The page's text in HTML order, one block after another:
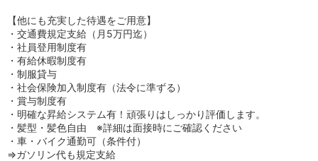
【他にも充実した待遇をご用意】
・交通費規定支給（月5万円迄）
・社員登用制度有
・有給休暇制度有
・制服貸与
・社会保険加入制度有（法令に準ずる）
・賞与制度有
・明確な昇給システム有！頑張りはしっかり評価します。
・髪型・髪色自由 ※詳細は面接時にご確認ください
・車・バイク通勤可（条件付）
⇒ガソリン代も規定支給